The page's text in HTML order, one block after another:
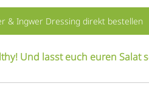
& Ingwer Dressing direkt bestellen
Und lasst euch euren Salat